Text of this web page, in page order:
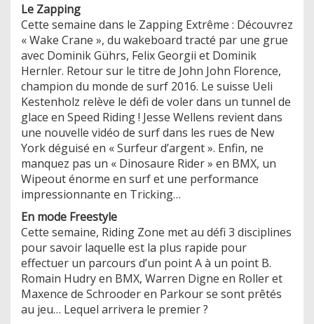
Le Zapping
Cette semaine dans le Zapping Extrême : Découvrez
« Wake Crane », du wakeboard tracté par une grue
avec Dominik Gührs, Felix Georgii et Dominik
Hernler. Retour sur le titre de John John Florence,
champion du monde de surf 2016. Le suisse Ueli
Kestenholz relève le défi de voler dans un tunnel de
glace en Speed Riding ! Jesse Wellens revient dans
une nouvelle vidéo de surf dans les rues de New
York déguisé en « Surfeur d’argent ». Enfin, ne
manquez pas un « Dinosaure Rider » en BMX, un
Wipeout énorme en surf et une performance
impressionnante en Tricking…
En mode Freestyle
Cette semaine, Riding Zone met au défi 3 disciplines
pour savoir laquelle est la plus rapide pour
effectuer un parcours d’un point A à un point B.
Romain Hudry en BMX, Warren Digne en Roller et
Maxence de Schrooder en Parkour se sont prêtés
au jeu… Lequel arrivera le premier ?